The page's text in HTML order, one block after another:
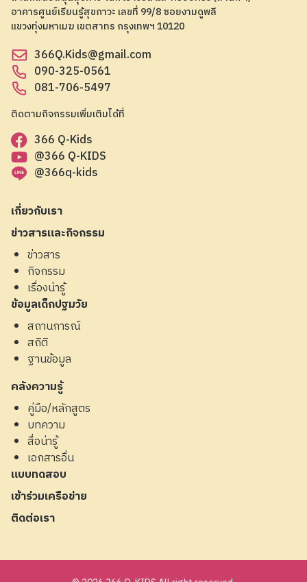
อาคารศูนย์เรียนรู้สุขภาวะ เลขที่ 99/8 ซอยงามดูพลี
แขวงทุ่งมหาเมฆ เขตสาทร กรุงเทพฯ 10120
366Q.Kids@gmail.com
090-325-0561
081-706-5497
เกี่ยวกับเรา
ข่าวสารและกิจกรรม
ข่าวสาร
กิจกรรม
เรื่องน่ารู้
ข้อมูลเด็กปฐมวัย
สถานการณ์
สถิติ
ฐานข้อมูล
คลังความรู้
คู่มือ/หลักสูตร
บทความ
สื่อน่ารู้
เอกสารอื่น
แบบทดสอบ
เข้าร่วมเครือข่าย
ติดต่อเรา
ติดตามกิจกรรมเพิ่มเติมได้ที่
366 Q-Kids
@366 Q-KIDS
@366q-kids